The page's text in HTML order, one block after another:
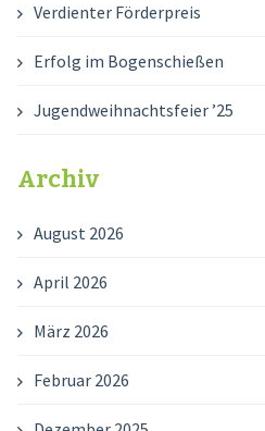
Verdienter Förderpreis
Erfolg im Bogenschießen
Jugendweihnachtsfeier ’25
Archiv
August 2026
April 2026
März 2026
Februar 2026